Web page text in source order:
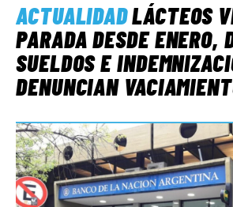
ACTUALIDADLÁCTEOS
PARADA DESDE ENERO,
SUELDOS E
DENUNCIAN